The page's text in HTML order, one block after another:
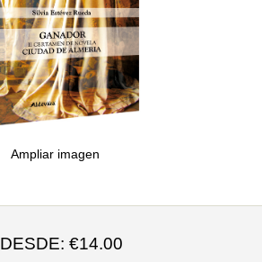
Ampliar imagen
DESDE: €14.00